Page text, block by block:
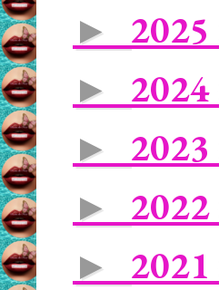
► 2025
► 2024
► 2023
► 2022
► 2021